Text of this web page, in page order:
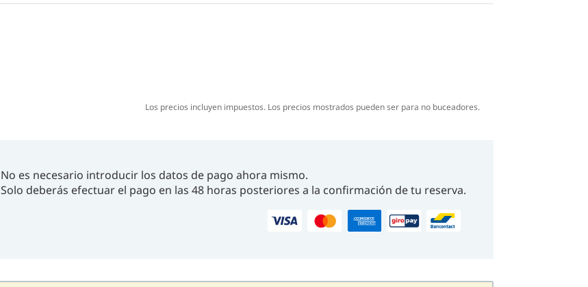
Los precios incluyen impuestos. Los precios mostrados pueden ser para no buceadores.
No es necesario introducir los datos de pago ahora mismo.
Solo deberás efectuar el pago en las 48 horas posteriores a la confirmación de tu reserva.